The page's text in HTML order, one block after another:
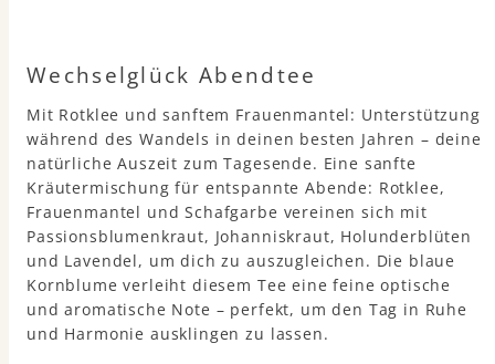
Wechselglück Abendtee
Mit Rotklee und sanftem Frauenmantel: Unterstützung
während des Wandels in deinen besten Jahren – deine
natürliche Auszeit zum Tagesende. Eine sanfte
Kräutermischung für entspannte Abende: Rotklee,
Frauenmantel und Schafgarbe vereinen sich mit
Passionsblumenkraut, Johanniskraut, Holunderblüten
und Lavendel, um dich zu auszugleichen. Die blaue
Kornblume verleiht diesem Tee eine feine optische
und aromatische Note – perfekt, um den Tag in Ruhe
und Harmonie ausklingen zu lassen.